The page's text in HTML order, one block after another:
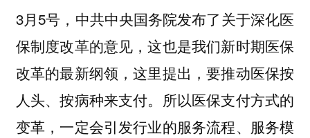
3月5号，中共中央国务院发布了关于深化医
保制度改革的意见，这也是我们新时期医保
改革的最新纲领，这里提出，要推动医保按
人头、按病种来支付。所以医保支付方式的
变革，一定会引发行业的服务流程、服务模